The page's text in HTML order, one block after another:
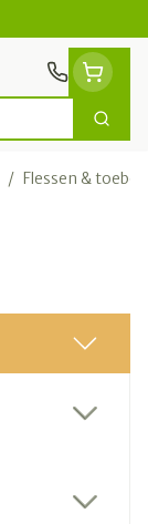
Zoek
/ Flessen &